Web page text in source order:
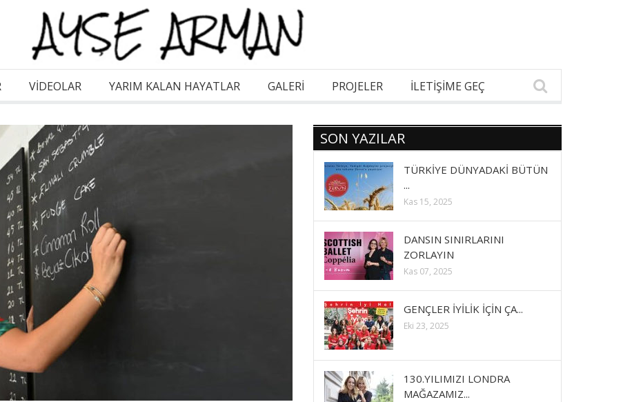
VİDEOLAR YARIM KALAN HAYATLAR GALERI PROJELER İLETİŞİME GEÇ
SON YAZILAR
TÜRKİYE DÜNYADAKİ BÜTÜN
...
Kas 15, 2025
DANSIN SINIRLARINI
ZORLAYIN
Kas 07, 2025
GENÇLER İYİLİK İÇİN ÇA...
Eki 23, 2025
130.YILIMIZI LONDRA
MAĞAZAMIZ...